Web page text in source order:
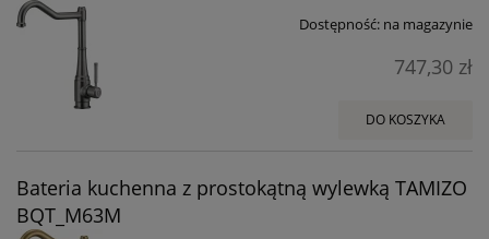
Dostępność: na magazynie
747,30 zł
DO KOSZYKA
Bateria kuchenna z prostokątną wylewką TAMIZO
BQT_M63M